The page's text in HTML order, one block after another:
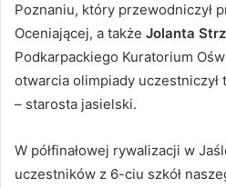
Poznaniu, który przewodniczył
Oceniającej, a także Jolanta
Podkarpackiego Kuratorium
otwarcia olimpiady uczestniczył
– starosta jasielski.
W półfinałowej rywalizacji w
uczestników z 6-ciu szkół